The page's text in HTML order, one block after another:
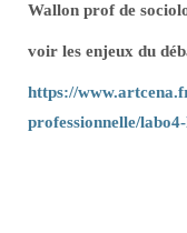
Wallon prof de
voir les enjeux du
https://
professionnelle/